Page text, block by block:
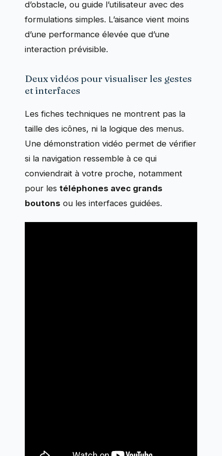
d’obstacle, ou guide l’utilisateur avec des
formulations simples. L’aisance vient moins
d’une performance élevée que d’une
interaction prévisible.
Deux vidéos pour visualiser les gestes
et interfaces
Les fiches techniques ne montrent pas la
taille des icônes, ni la logique des menus.
Une démonstration vidéo permet de vérifier
si la navigation ressemble à ce qui
conviendrait à votre proche, notamment
pour les téléphones avec grands
boutons ou les interfaces guidées.